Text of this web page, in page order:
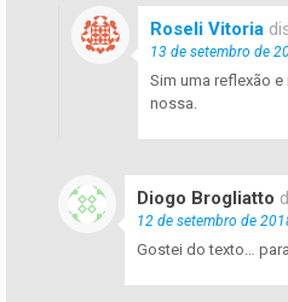
Roseli Vitoria
13 de setembro de
Sim uma reflexão
nossa.
Diogo Brogliatto
12 de setembro de
Gostei do texto…